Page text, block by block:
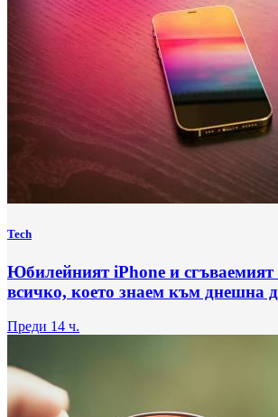
Tech
Юбилейният iPhone и
всичко, което знаем към днешна
Преди 14 ч.